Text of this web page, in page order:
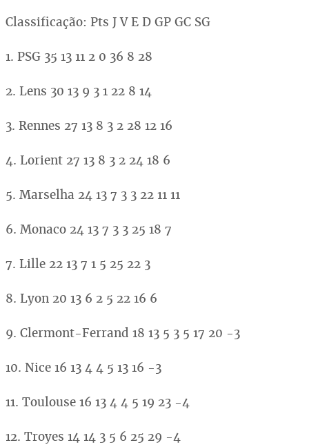
Classificação: Pts J V E D GP GC SG
1. PSG 35 13 11 2 0 36 8 28
2. Lens 30 13 9 3 1 22 8 14
3. Rennes 27 13 8 3 2 28 12 16
4. Lorient 27 13 8 3 2 24 18 6
5. Marselha 24 13 7 3 3 22 11 11
6. Monaco 24 13 7 3 3 25 18 7
7. Lille 22 13 7 1 5 25 22 3
8. Lyon 20 13 6 2 5 22 16 6
9. Clermont-Ferrand 18 13 5 3 5 17 20 -3
10. Nice 16 13 4 4 5 13 16 -3
11. Toulouse 16 13 4 4 5 19 23 -4
12. Troyes 14 14 3 5 6 25 29 -4